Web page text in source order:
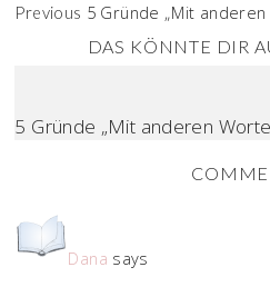
Previous 5 Gründe „Mit
DAS KÖNNTE DIR
5 Gründe „Mit anderen
Dana says